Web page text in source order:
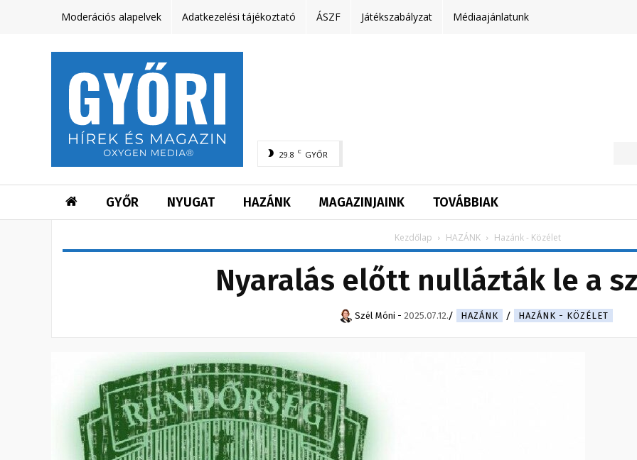
Moderációs alapelvek Adatkezelési tájékoztató ÁSZF Játékszabályzat Médiaajánlatunk
29.8 C GYŐR
GYŐR NYUGAT HAZÁNK MAGAZINJAINK TOVÁBBIAK
Kezdőlap HAZÁNK Hazánk - Közélet
Nyaralás előtt nullázták le a
Szél Móni - 2025.07.12. HAZÁNK HAZÁNK - KÖZÉLET